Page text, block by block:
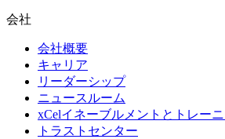
会社
会社概要
キャリア
リーダーシップ
ニュースルーム
xCelイネーブルメントとトレー
トラストセンター